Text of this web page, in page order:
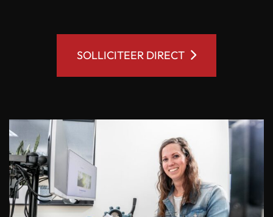
SOLLICITEER DIRECT